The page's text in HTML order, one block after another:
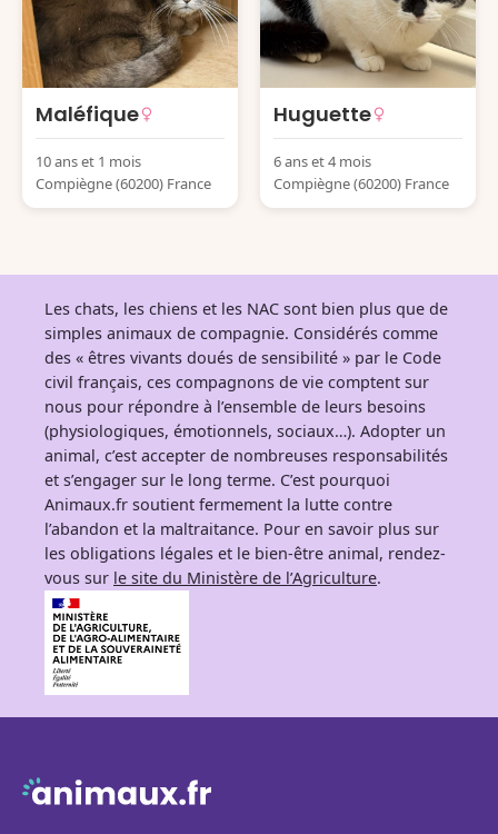
Maléfique
10 ans et 1 mois
Compiègne (60200) France
Huguette
6 ans et 4 mois
Compiègne (60200) France
Les chats, les chiens et les NAC sont bien plus que de
simples animaux de compagnie. Considérés comme
des « êtres vivants doués de sensibilité » par le Code
civil français, ces compagnons de vie comptent sur
nous pour répondre à l’ensemble de leurs besoins
(physiologiques, émotionnels, sociaux…). Adopter un
animal, c’est accepter de nombreuses responsabilités
et s’engager sur le long terme. C’est pourquoi
Animaux.fr soutient fermement la lutte contre
l’abandon et la maltraitance. Pour en savoir plus sur
les obligations légales et le bien-être animal, rendez-
vous sur le site du Ministère de l’Agriculture.